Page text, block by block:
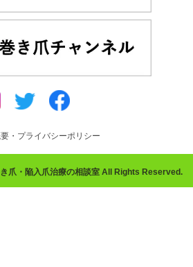
・プライバシーポリシー
爪・陥入爪治療の相談室 All Rights Reserved.